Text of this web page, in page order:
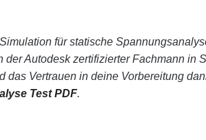
für statische
Autodesk zertifizierter Fachmann in
das Vertrauen in deine Vorbereitung
Test PDF.